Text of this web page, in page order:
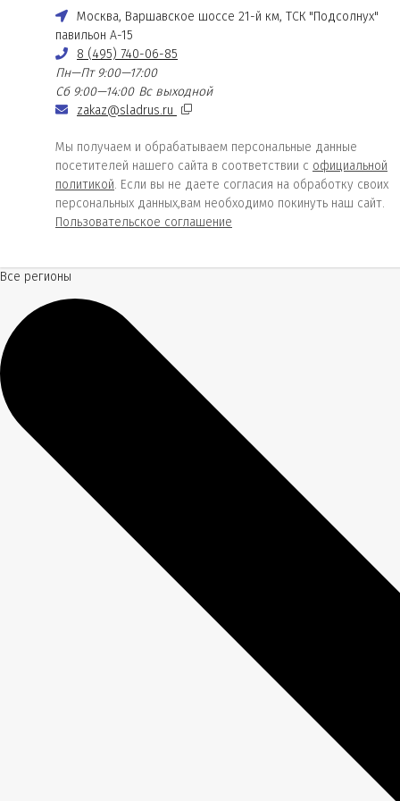
Москва, Варшавское шоссе 21-й км, ТСК "Подсолнух"
павильон А-15
8 (495) 740-06-85
Пн—Пт 9:00—17:00
Сб 9:00—14:00 Вс выходной
zakaz@sladrus.ru
Мы получаем и обрабатываем персональные данные
посетителей нашего сайта в соответствии с официальной
политикой. Если вы не даете согласия на обработку своих
персональных данных,вам необходимо покинуть наш сайт.
Пользовательское соглашение
Все регионы